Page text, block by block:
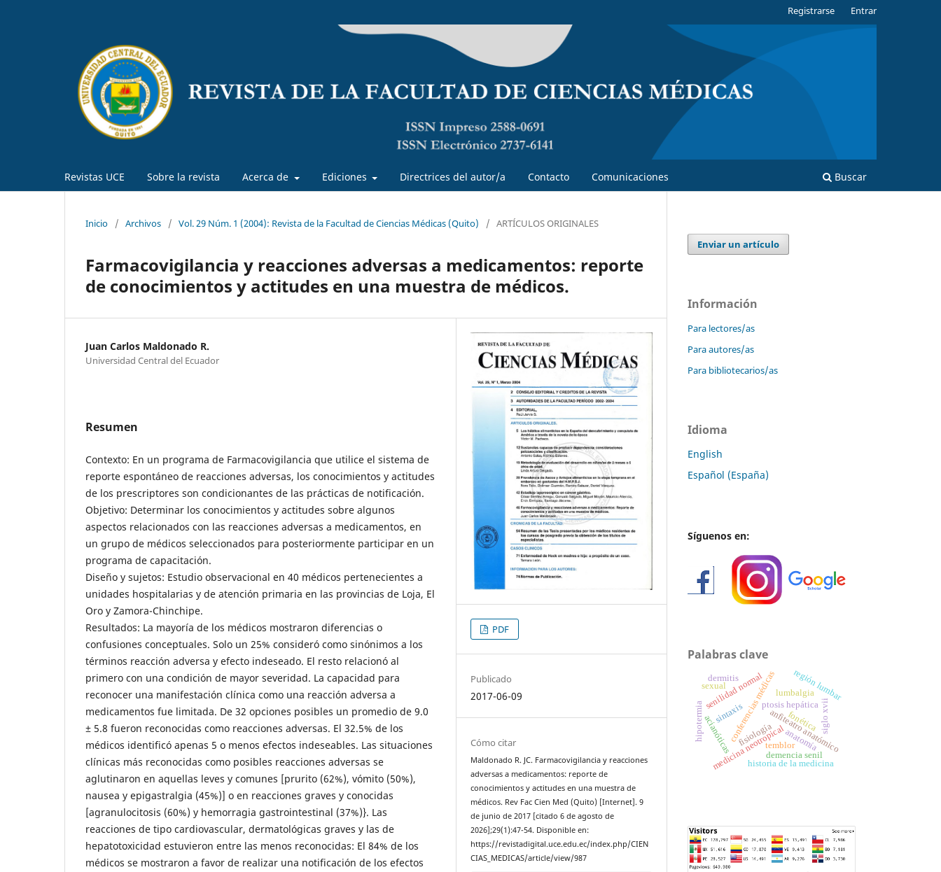
Revistas UCE Sobre la revista Acerca de Ediciones Directrices del autor/a Contacto Comunicaciones Buscar
Registrarse Entrar
Inicio / Archivos / Vol. 29 Núm. 1 (2004): Revista de la Facultad de Ciencias Médicas (Quito) / ARTÍCULOS ORIGINALES
Farmacovigilancia y reacciones adversas a medicamentos: reporte
de conocimientos y actitudes en una muestra de médicos.
Juan Carlos Maldonado R.
Universidad Central del Ecuador
Resumen
Contexto: En un programa de Farmacovigilancia que utilice el sistema de
reporte espontáneo de reacciones adversas, los conocimientos y actitudes
de los prescriptores son condicionantes de las prácticas de notificación.
Objetivo: Determinar los conocimientos y actitudes sobre algunos
aspectos relacionados con las reacciones adversas a medicamentos, en
un grupo de médicos seleccionados para posteriormente participar en un
programa de capacitación.
Diseño y sujetos: Estudio observacional en 40 médicos pertenecientes a
unidades hospitalarias y de atención primaria en las provincias de Loja, El
Oro y Zamora-Chinchipe.
Resultados: La mayoría de los médicos mostraron diferencias o
confusiones conceptuales. Solo un 25% consideró como sinónimos a los
términos reacción adversa y efecto indeseado. El resto relacionó al
primero con una condición de mayor severidad. La capacidad para
reconocer una manifestación clínica como una reacción adversa a
medicamentos fue limitada. De 32 opciones posibles un promedio de 9.0
± 5.8 fueron reconocidas como reacciones adversas. El 32.5% de los
médicos identificó apenas 5 o menos efectos indeseables. Las situaciones
clínicas más reconocidas como posibles reacciones adversas se
aglutinaron en aquellas leves y comunes [prurito (62%), vómito (50%),
nausea y epigastralgia (45%)] o en reacciones graves y conocidas
[agranulocitosis (60%) y hemorragia gastrointestinal (37%)}. Las
reacciones de tipo cardiovascular, dermatológicas graves y las de
hepatotoxicidad estuvieron entre las menos reconocidas: El 84% de los
médicos se mostraron a favor de realizar una notificación de los efectos
PDF
Publicado
2017-06-09
Cómo citar
Maldonado R. JC. Farmacovigilancia y reacciones
adversas a medicamentos: reporte de
conocimientos y actitudes en una muestra de
médicos. Rev Fac Cien Med (Quito) [Internet]. 9
de junio de 2017 [citado 6 de agosto de
2026];29(1):47-54. Disponible en:
https://revistadigital.uce.edu.ec/index.php/CIEN
CIAS_MEDICAS/article/view/987
Enviar un artículo
Información
Para lectores/as
Para autores/as
Para bibliotecarios/as
Idioma
English
Español (España)
Síguenos en:
Palabras clave
ptosis hepática
conferencias médicas anatomía
fisiología
demencia senil
senilidad normal
anfiteatro anatómico
medicina neotropical
acianóticas siglo xvii
historia de la medicina
sintaxis fonética
lumbalgia
región lumbar
temblor
hipotermia
sexual
dermitis